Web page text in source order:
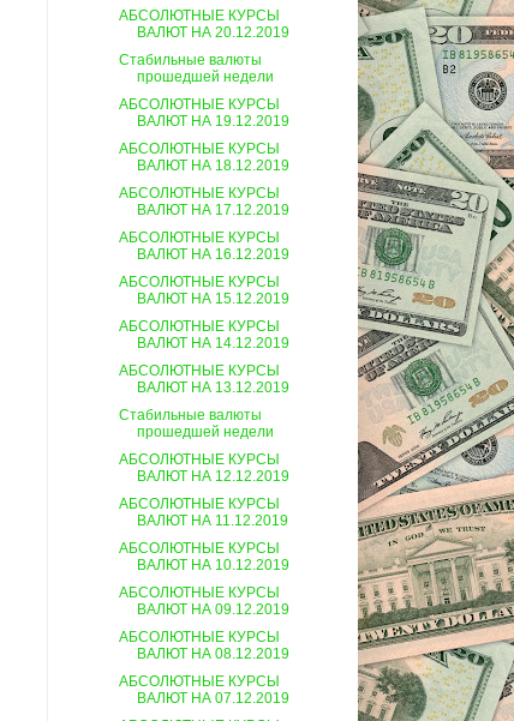
АБСОЛЮТНЫЕ КУРСЫ
ВАЛЮТ НА 20.12.2019
Стабильные валюты
прошедшей недели
АБСОЛЮТНЫЕ КУРСЫ
ВАЛЮТ НА 19.12.2019
АБСОЛЮТНЫЕ КУРСЫ
ВАЛЮТ НА 18.12.2019
АБСОЛЮТНЫЕ КУРСЫ
ВАЛЮТ НА 17.12.2019
АБСОЛЮТНЫЕ КУРСЫ
ВАЛЮТ НА 16.12.2019
АБСОЛЮТНЫЕ КУРСЫ
ВАЛЮТ НА 15.12.2019
АБСОЛЮТНЫЕ КУРСЫ
ВАЛЮТ НА 14.12.2019
АБСОЛЮТНЫЕ КУРСЫ
ВАЛЮТ НА 13.12.2019
Стабильные валюты
прошедшей недели
АБСОЛЮТНЫЕ КУРСЫ
ВАЛЮТ НА 12.12.2019
АБСОЛЮТНЫЕ КУРСЫ
ВАЛЮТ НА 11.12.2019
АБСОЛЮТНЫЕ КУРСЫ
ВАЛЮТ НА 10.12.2019
АБСОЛЮТНЫЕ КУРСЫ
ВАЛЮТ НА 09.12.2019
АБСОЛЮТНЫЕ КУРСЫ
ВАЛЮТ НА 08.12.2019
АБСОЛЮТНЫЕ КУРСЫ
ВАЛЮТ НА 07.12.2019